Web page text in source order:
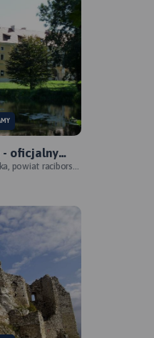
- oficjalny
powiat raciborski,
Krajo